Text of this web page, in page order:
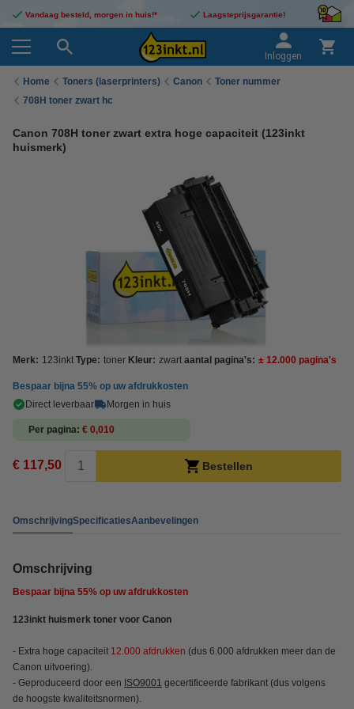
Vandaag besteld, morgen in huis!* Laagsteprijsgarantie!
Inloggen
Home Toners (laserprinters) Canon
Toner nummer
708H toner zwart hc
Canon 708H toner zwart extra hoge capaciteit (123inkt
huismerk)
Merk: 123inkt Type: toner Kleur: zwart aantal pagina's: ± 12.000 pagina's
Bespaar bijna 55% op uw afdrukkosten
Direct leverbaar
Morgen in huis
Per pagina € 0,010
€ 117,50 Bestellen
OmschrijvingSpecificatiesAanbevelingen
Omschrijving
Bespaar bijna 55% op uw afdrukkosten
123inkt huismerk toner voor Canon
- Extra hoge capaciteit 12.000 afdrukken (dus 6.000 afdrukken meer dan de
Canon uitvoering).
- Geproduceerd door een ISO9001 gecertificeerde fabrikant (dus volgens
de hoogste kwaliteitsnormen).